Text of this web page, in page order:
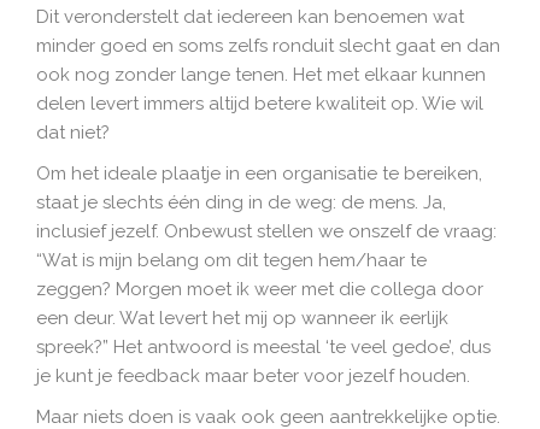
Dit veronderstelt dat iedereen kan benoemen wat
minder goed en soms zelfs ronduit slecht gaat en dan
ook nog zonder lange tenen. Het met elkaar kunnen
delen levert immers altijd betere kwaliteit op. Wie wil
dat niet?
Om het ideale plaatje in een organisatie te bereiken,
staat je slechts één ding in de weg: de mens. Ja,
inclusief jezelf. Onbewust stellen we onszelf de vraag:
“Wat is mijn belang om dit tegen hem/haar te
zeggen? Morgen moet ik weer met die collega door
een deur. Wat levert het mij op wanneer ik eerlijk
spreek?” Het antwoord is meestal ‘te veel gedoe’, dus
je kunt je feedback maar beter voor jezelf houden.
Maar niets doen is vaak ook geen aantrekkelijke optie.